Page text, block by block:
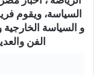
السياسة، ويقوم
و السياسة الخارجية
الفن